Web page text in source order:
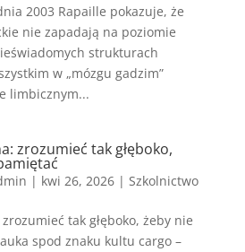
2003 Rapaille pokazuje, że
nie zapadają na poziomie
strukturach
w „mózgu gadzim”
limbicznym...
zrozumieć tak głęboko,
| kwi 26, 2026| Szkolnictwo
tak głęboko, żeby nie
spod znaku kultu cargo –